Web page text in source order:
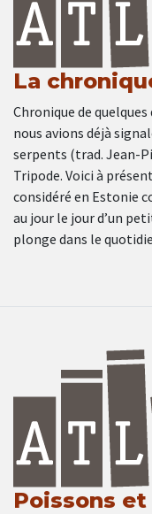
La
Chronique de
nous avions déjà
serpents (trad. Jean-
Tripode. Voici à
considéré en Estonie
au jour le jour d’un
plonge dans le
Poissons